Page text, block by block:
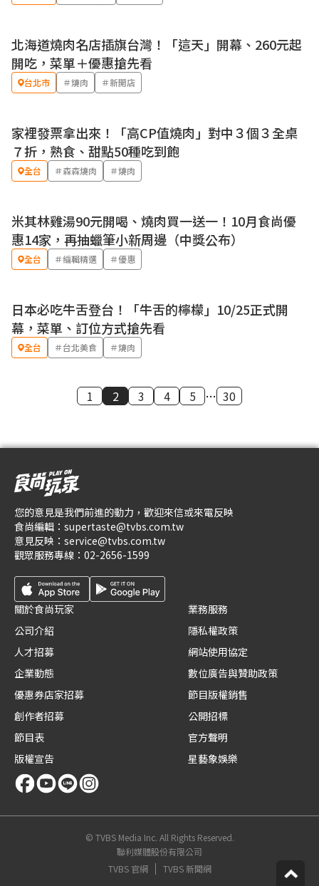
北海道燒肉名店插旗台灣！「這天」開幕、260元起
開吃，菜單＋優惠搶先看
台北市 ＃燒肉 ＃新開店
優惠
家裡發票拿出來！「高CP值燒肉」對中３個３全桌
７折，熟食、甜點50種吃到飽
全台 ＃森森燒肉 ＃燒肉
優惠
米其林雞湯90元開喝、燒肉買一送一！10月食尚優
惠14家，再抽蠟筆小新周邊（中獎公布）
全台 ＃編輯精選 ＃優惠
日本必吃牛舌登台！「牛舌的檸檬」10/25正式開
幕，菜單、訂位方式搶先看
全台 ＃台北美食 ＃燒肉
1 2 3 4 5 … 30
您的意見是我們前進的動力，歡迎來信或來電反映
食尚編輯： supertaste@tvbs.com.tw
意見反映： service@tvbs.com.tw
觀眾服務專線： 02-2656-1599
關於食尚玩家
公司介紹
人才招募
企業動態
優惠券店家招募
創作者招募
節目表
版權宣告
業務服務
隱私權政策
網站使用協定
數位廣告與贊助政策
節目版權銷售
公開招標
官方聲明
星藝象娛樂
© TVBS Media Inc. All Rights Reserved.
聯利媒體股份有限公司
TVBS 官網
TVBS 新聞網